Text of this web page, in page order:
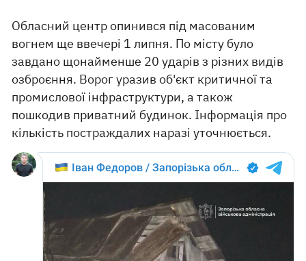
Обласний центр опинився під масованим
вогнем ще ввечері 1 липня. По місту було
завдано щонайменше 20 ударів з різних видів
озброєння. Ворог уразив об'єкт критичної та
промислової інфраструктури, а також
пошкодив приватний будинок. Інформація про
кількість постраждалих наразі уточнюється.